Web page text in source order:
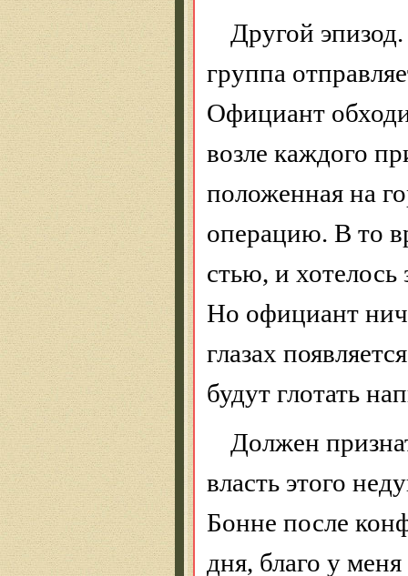
Другой
группа
Официант
возле каждого
положенная на
операцию. В то
стью, и хотелось
Но официант
глазах
будут глотать
Должен
власть этого
Бонне после
дня, благо у